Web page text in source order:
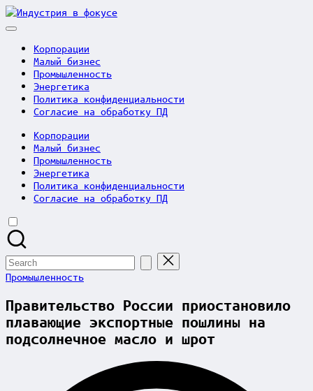
Skip
to
Индустрия
Корпорации
Малый бизнес
Промышленность
Энергетика
Политика конфиденциальности
Согласие на обработку ПД
Корпорации
Малый бизнес
Промышленность
Энергетика
Политика конфиденциальности
Согласие на обработку ПД
Search
for:
Posted
Промышленность
Правительство России приостановило
плавающие экспортные пошлины на
подсолнечное масло и шрот